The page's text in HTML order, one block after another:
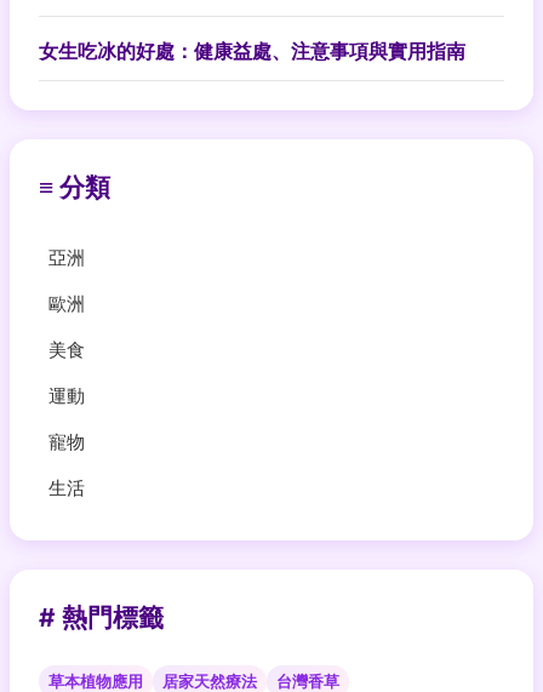
女生吃冰的好處：健康益處、注意事項與實用指南
≡ 分類
亞洲
歐洲
美食
運動
寵物
生活
# 熱門標籤
草本植物應用 居家天然療法 台灣香草